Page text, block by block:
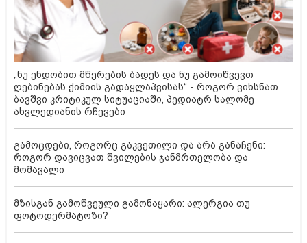
„ნუ ენდობით მწერების ბადეს და ნუ გამოიწვევთ
ღებინებას ქიმიის გადაყლაპვისას“ - როგორ ვიხსნათ
ბავშვი კრიტიკულ სიტუაციაში, პედიატრ სალომე
ახვლედიანის რჩევები
გამოცდები, როგორც გაკვეთილი და არა განაჩენი:
როგორ დავიცვათ შვილების ჯანმრთელობა და
მომავალი
მზისგან გამოწვეული გამონაყარი: ალერგია თუ
ფოტოდერმატოზი?